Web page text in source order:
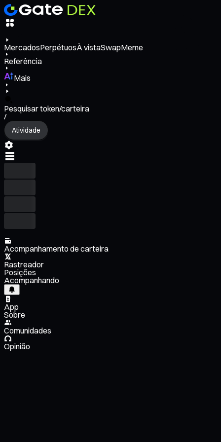
MercadosPerpétuosÀ vistaSwapMeme
Referência
Mais
Pesquisar token/carteira
/
Atividade
Acompanhamento de carteira
Rastreador
Posições
Acompanhando
App
Sobre
Comunidades
Opinião